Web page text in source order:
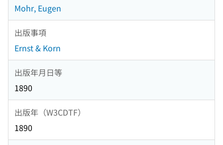
Mohr, Eugen
出版事項
Ernst & Korn
出版年月日等
1890
出版年（W3CDTF）
1890